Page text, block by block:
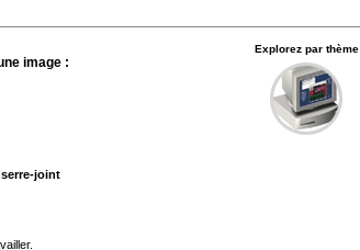
image :
Explorez par thème
serre-joint